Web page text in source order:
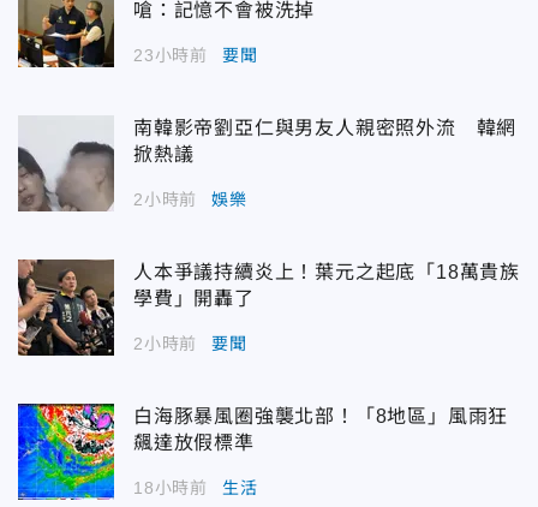
嗆：記憶不會被洗掉
23小時前 要聞
南韓影帝劉亞仁與男友人親密照外流 韓網
掀熱議
2小時前 娛樂
人本爭議持續炎上！葉元之起底「18萬貴族
學費」開轟了
2小時前 要聞
白海豚暴風圈強襲北部！「8地區」風雨狂
飆達放假標準
18小時前 生活